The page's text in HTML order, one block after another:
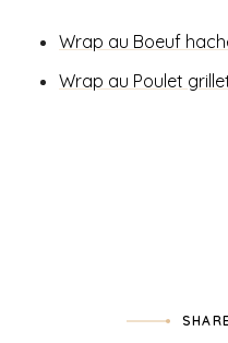
Wrap au Boeuf
Wrap au Poulet